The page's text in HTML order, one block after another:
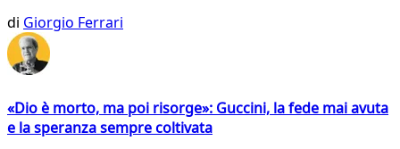
di Giorgio Ferrari
«Dio è morto, ma poi risorge»: Guccini, la fede mai avuta
e la speranza sempre coltivata